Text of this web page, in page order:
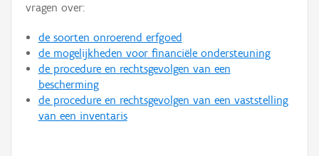
vragen over:
de soorten onroerend erfgoed
de mogelijkheden voor financiële ondersteuning
de procedure en rechtsgevolgen van een
bescherming
de procedure en rechtsgevolgen van een vaststelling
van een inventaris